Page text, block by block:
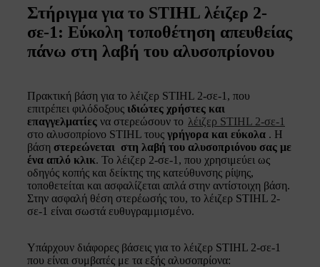
Στήριγμα για το STIHL λέιζερ 2-
σε-1: Εύκολη τοποθέτηση απευθείας
πάνω στη λαβή του αλυσοπρίονου
Πρακτική βάση για το λέιζερ STIHL 2-σε-1, που
επιτρέπει φιλόδοξους ιδιώτες χρήστες και
επαγγελματίες να στερεώσουν το λέιζερ STIHL 2-σε-1
στο αλυσοπρίονο STIHL τους γρήγορα και εύκολα . Η
βάση στερεώνεται στη λαβή του αλυσοπριόνου σας με
ένα απλό κλικ. Το λέιζερ 2-σε-1, που χρησιμεύει ως
οδηγός κοπής και δείκτης της κατεύθυνσης ρίψης,
τοποθετείται και ασφαλίζεται απλά στην αντίστοιχη βάση.
Στην ασφαλή θέση στερέωσής του, το λέιζερ STIHL 2-
σε-1 είναι σωστά ευθυγραμμισμένο.
Υπάρχουν διάφορες βάσεις για το λέιζερ STIHL 2-σε-1
που είναι συμβατές με τα εξής αλυσοπρίονα: